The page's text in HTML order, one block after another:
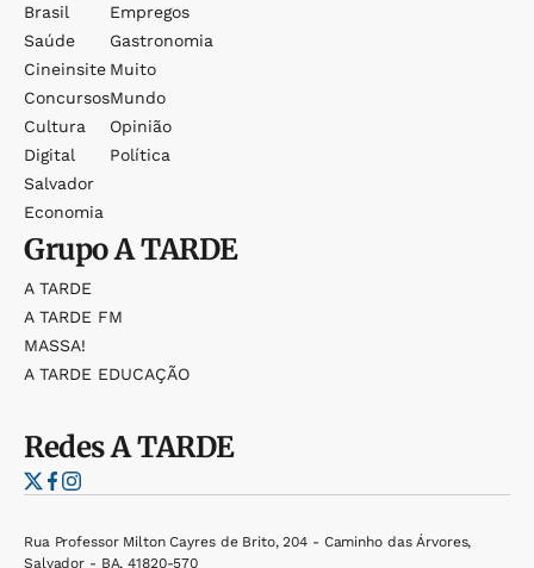
Brasil
Saúde
Cineinsite
Concursos
Cultura
Digital
Salvador
Economia
Empregos
Gastronomia
Muito
Mundo
Opinião
Política
GrupoA TARDE
A TARDE
A TARDE FM
MASSA!
A TARDE EDUCAÇÃO
RedesA TARDE
Rua Professor Milton Cayres de Brito, 204 - Caminho das Árvores,
Salvador - BA, 41820-570